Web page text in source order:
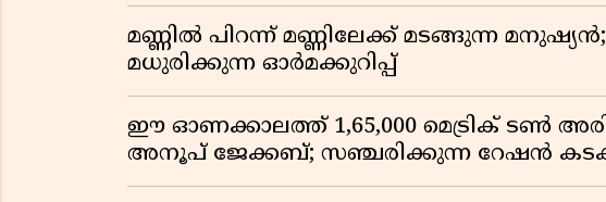
മണ്ണിൽ പിറന്ന് മണ്ണിലേക്ക് മടങ്ങുന്ന
മധുരിക്കുന്ന ഓർമക്കുറിപ്പ്
ഈ ഓണക്കാലത്ത് 1,65,000 മെട്രിക് ടൺ അരി
അനൂപ് ജേക്കബ്; സഞ്ചരിക്കുന്ന റേഷൻ